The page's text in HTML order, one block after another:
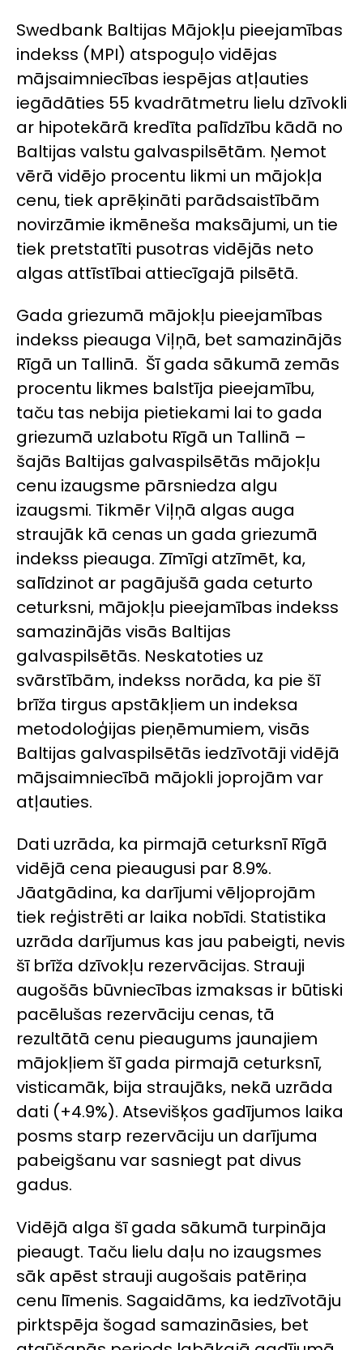
Swedbank Baltijas Mājokļu pieejamības
indekss (MPI) atspoguļo vidējas
mājsaimniecības iespējas atļauties
iegādāties 55 kvadrātmetru lielu dzīvokli
ar hipotekārā kredīta palīdzību kādā no
Baltijas valstu galvaspilsētām. Ņemot
vērā vidējo procentu likmi un mājokļa
cenu, tiek aprēķināti parādsaistībām
novirzāmie ikmēneša maksājumi, un tie
tiek pretstatīti pusotras vidējās neto
algas attīstībai attiecīgajā pilsētā.
Gada griezumā mājokļu pieejamības
indekss pieauga Viļņā, bet samazinājās
Rīgā un Tallinā. Šī gada sākumā zemās
procentu likmes balstīja pieejamību,
taču tas nebija pietiekami lai to gada
griezumā uzlabotu Rīgā un Tallinā –
šajās Baltijas galvaspilsētās mājokļu
cenu izaugsme pārsniedza algu
izaugsmi. Tikmēr Viļņā algas auga
straujāk kā cenas un gada griezumā
indekss pieauga. Zīmīgi atzīmēt, ka,
salīdzinot ar pagājušā gada ceturto
ceturksni, mājokļu pieejamības indekss
samazinājās visās Baltijas
galvaspilsētās. Neskatoties uz
svārstībām, indekss norāda, ka pie šī
brīža tirgus apstākļiem un indeksa
metodoloģijas pieņēmumiem, visās
Baltijas galvaspilsētās iedzīvotāji vidējā
mājsaimniecībā mājokli joprojām var
atļauties.
Dati uzrāda, ka pirmajā ceturksnī Rīgā
vidējā cena pieaugusi par 8.9%.
Jāatgādina, ka darījumi vēljoprojām
tiek reģistrēti ar laika nobīdi. Statistika
uzrāda darījumus kas jau pabeigti, nevis
šī brīža dzīvokļu rezervācijas. Strauji
augošās būvniecības izmaksas ir būtiski
pacēlušas rezervāciju cenas, tā
rezultātā cenu pieaugums jaunajiem
mājokļiem šī gada pirmajā ceturksnī,
visticamāk, bija straujāks, nekā uzrāda
dati (+4.9%). Atsevišķos gadījumos laika
posms starp rezervāciju un darījuma
pabeigšanu var sasniegt pat divus
gadus.
Vidējā alga šī gada sākumā turpināja
pieaugt. Taču lielu daļu no izaugsmes
sāk apēst strauji augošais patēriņa
cenu līmenis. Sagaidāms, ka iedzīvotāju
pirktspēja šogad samazināsies, bet